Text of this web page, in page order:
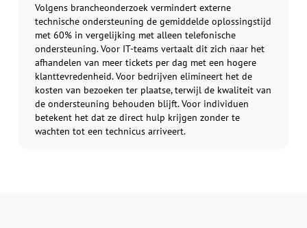
Volgens brancheonderzoek vermindert externe
technische ondersteuning de gemiddelde oplossingstijd
met 60% in vergelijking met alleen telefonische
ondersteuning. Voor IT-teams vertaalt dit zich naar het
afhandelen van meer tickets per dag met een hogere
klanttevredenheid. Voor bedrijven elimineert het de
kosten van bezoeken ter plaatse, terwijl de kwaliteit van
de ondersteuning behouden blijft. Voor individuen
betekent het dat ze direct hulp krijgen zonder te
wachten tot een technicus arriveert.